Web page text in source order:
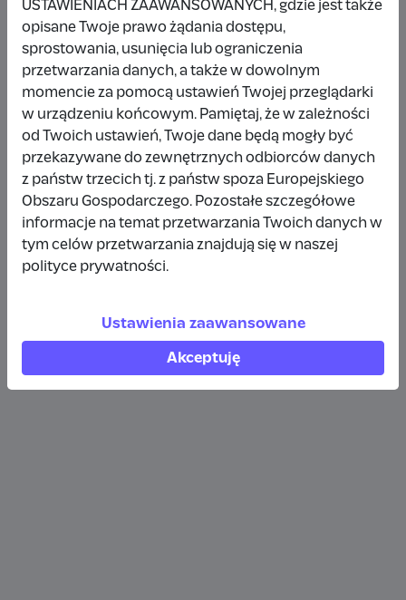
Wpłata anonimowa
15 zł 11 miesięcy temu
Wpłata anonimowa
10 zł 11 miesięcy temu
Wpłata anonimowa
Wpłata anonimowa
Wpłata anonimowa
USTAWIENIACH ZAAWANSOWANYCH, gdzie jest także
opisane Twoje prawo żądania dostępu,
sprostowania, usunięcia lub ograniczenia
przetwarzania danych, a także w dowolnym
momencie za pomocą ustawień Twojej przeglądarki
w urządzeniu końcowym. Pamiętaj, że w zależności
od Twoich ustawień, Twoje dane będą mogły być
przekazywane do zewnętrznych odbiorców danych
z państw trzecich tj. z państw spoza Europejskiego
Obszaru Gospodarczego. Pozostałe szczegółowe
informacje na temat przetwarzania Twoich danych w
tym celów przetwarzania znajdują się w naszej
polityce prywatności.
Ustawienia zaawansowane
Akceptuję